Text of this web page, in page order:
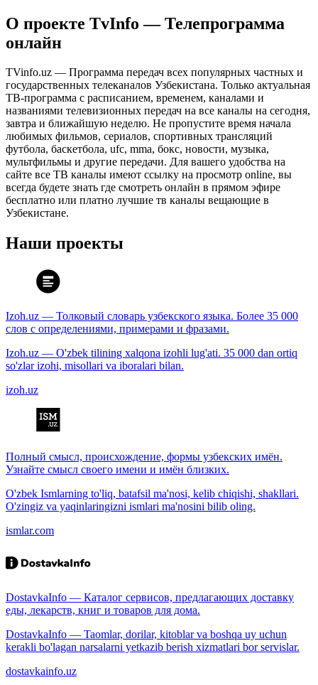
О проекте TvInfo — Телепрограмма
онлайн
TVinfo.uz — Программа передач всех популярных частных и
государственных телеканалов Узбекистана. Только актуальная
ТВ-программа с расписанием, временем, каналами и
названиями телевизионных передач на все каналы на сегодня,
завтра и ближайшую неделю. Не пропустите время начала
любимых фильмов, сериалов, спортивных трансляций
футбола, баскетбола, ufc, mma, бокс, новости, музыка,
мультфильмы и другие передачи. Для вашего удобства на
сайте все ТВ каналы имеют ссылку на просмотр online, вы
всегда будете знать где смотреть онлайн в прямом эфире
бесплатно или платно лучшие тв каналы вещающие в
Узбекистане.
Наши проекты
Izoh.uz — Толковый словарь узбекского языка. Более 35 000
слов с определениями, примерами и фразами.
Izoh.uz — O'zbek tilining xalqona izohli lug'ati. 35 000 dan ortiq
so'zlar izohi, misollari va iboralari bilan.
izoh.uz
Полный смысл, происхождение, формы узбекских имён.
Узнайте смысл своего имени и имён близких.
O'zbek Ismlarning to'liq, batafsil ma'nosi, kelib chiqishi, shakllari.
O'zingiz va yaqinlaringizni ismlari ma'nosini bilib oling.
ismlar.com
DostavkaInfo — Каталог сервисов, предлагающих доставку
еды, лекарств, книг и товаров для дома.
DostavkaInfo — Taomlar, dorilar, kitoblar va boshqa uy uchun
kerakli bo'lagan narsalarni yetkazib berish xizmatlari bor servislar.
dostavkainfo.uz